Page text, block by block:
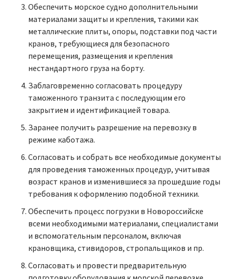
Обеспечить морское судно дополнительными
материалами защиты и крепления, такими как
металлические плиты, опоры, подставки под части
кранов, требующиеся для безопасного
перемещения, размещения и крепления
нестандартного груза на борту.
Заблаговременно согласовать процедуру
таможенного транзита с последующим его
закрытием и идентификацией товара.
Заранее получить разрешение на перевозку в
режиме каботажа.
Согласовать и собрать все необходимые документы
для проведения таможенных процедур, учитывая
возраст кранов и изменившиеся за прошедшие годы
требования к оформлению подобной техники.
Обеспечить процесс погрузки в Новороссийске
всеми необходимыми материалами, специалистами
и вспомогательным персоналом, включая
крановщика, стивидоров, стропальщиков и пр.
Согласовать и провести предварительную